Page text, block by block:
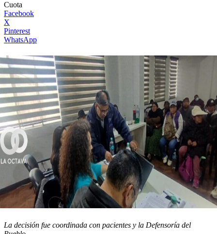
Cuota
Facebook
X
Pinterest
WhatsApp
La decisión fue coordinada con pacientes y la Defensoría del